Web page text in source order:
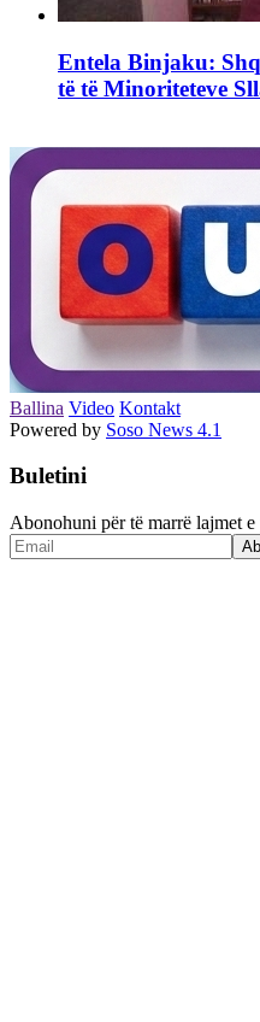
Entela Binjaku:
të të Minoriteteve
Ballina Video Kontakt
Powered by Soso News 4.1
Buletini
Abonohuni për të marrë lajmet